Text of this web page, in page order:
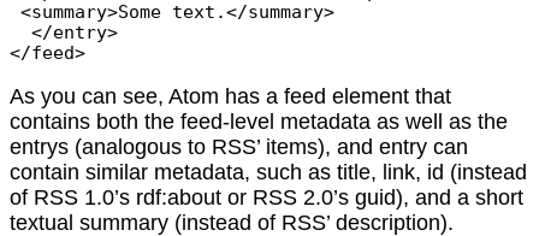
As you can see, Atom has a feed element that
contains both the feed-level metadata as well as the
entrys (analogous to RSS’ items), and entry can
contain similar metadata, such as title, link, id (instead
of RSS 1.0’s rdf:about or RSS 2.0’s guid), and a short
textual summary (instead of RSS’ description).